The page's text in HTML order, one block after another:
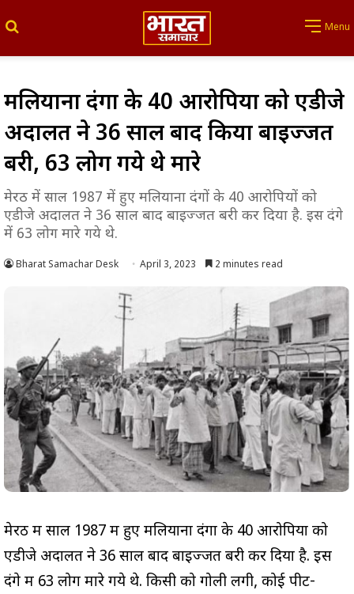
Menu
मलियाना दंगों के 40 आरोपियों को एडीजे
अदालत ने 36 साल बाद किया बाइज्जत
बरी, 63 लोग गये थे मारे
मेरठ में साल 1987 में हुए मलियाना दंगों के 40 आरोपियों को
एडीजे अदालत ने 36 साल बाद बाइज्जत बरी कर दिया है. इस दंगे
में 63 लोग मारे गये थे.
Bharat Samachar Desk April 3, 2023 2 minutes read
मेरठ में साल 1987 में हुए मलियाना दंगों के 40 आरोपियों को
एडीजे अदालत ने 36 साल बाद बाइज्जत बरी कर दिया है. इस
दंगे में 63 लोग मारे गये थे. किसी को गोली लगी, कोई पीट-